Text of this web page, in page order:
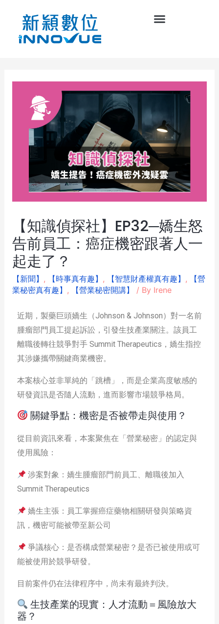
【知識偵探社】EP32─嬌生怒
告前員工：癌症機密跟著人一
起走了？
【新聞】 , 【時事真有趣】 , 【智慧財產權真有趣】 ,
【營
業秘密真有趣】 , 【營業秘密開講】 / By Irene
近期，製藥巨頭嬌生（Johnson & Johnson）對一名前
腫瘤部門員工提起訴訟，引發生技產業關注。該員工
離職後轉往競爭對手 Summit Therapeutics，嬌生指控
其涉嫌攜帶關鍵商業機密。
本案核心並非單純的「跳槽」，而是企業高度敏感的
研發資訊是否隨人流動，進而影響市場競爭格局。
關鍵爭點：機密是否被帶走與使用？
從目前資訊來看，本案聚焦在「營業秘密」的認定與
使用風險：
涉案對象：嬌生腫瘤部門前員工、離職後加入
Summit Therapeutics
嬌生主張：員工掌握癌症藥物相關研發與策略資
訊，機密可能被帶至新公司
爭議核心：是否構成營業秘密？是否已被使用或可
能被使用於競爭研發。
目前案件仍在法律程序中，尚未有最終判決。
生技產業的現實：人才流動＝風險放大
器？